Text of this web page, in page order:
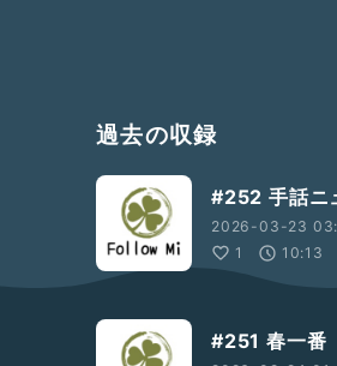
過去の収録
#252 手話ニ
2026-03-23
1
10:13
#251 春一番